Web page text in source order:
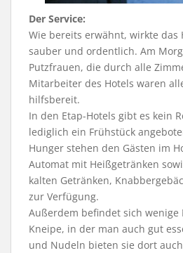
Der Service:
Wie bereits erwähnt, wirkte das
sauber und ordentlich. Am
Putzfrauen, die durch alle
Mitarbeiter des Hotels waren
hilfsbereit.
In den Etap-Hotels gibt es kein
lediglich ein Frühstück
Hunger stehen den Gästen im
Automat mit Heißgetränken
kalten Getränken,
zur Verfügung.
Außerdem befindet sich wenige
Kneipe, in der man auch gut
und Nudeln bieten sie dort